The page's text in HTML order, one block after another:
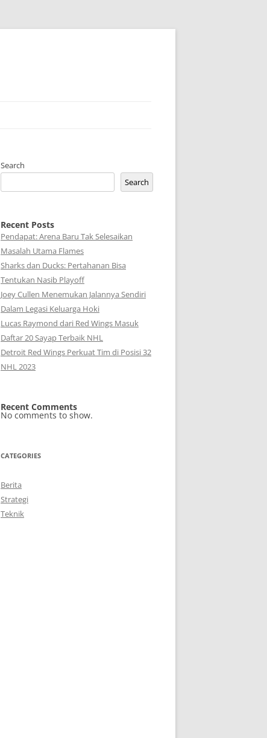
Search
Search
Recent Posts
Pendapat: Arena Baru Tak Selesaikan
Masalah Utama Flames
Sharks dan Ducks: Pertahanan Bisa
Tentukan Nasib Playoff
Joey Cullen Menemukan Jalannya Sendiri
Dalam Legasi Keluarga Hoki
Lucas Raymond dari Red Wings Masuk
Daftar 20 Sayap Terbaik NHL
Detroit Red Wings Perkuat Tim di Posisi 32
NHL 2023
Recent Comments
No comments to show.
CATEGORIES
Berita
Strategi
Teknik